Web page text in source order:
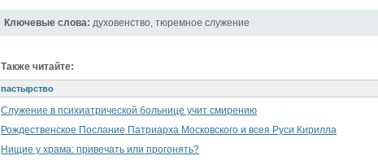
Ключевые слова: духовенство, тюремное служение
Также читайте:
пастырство
Служение в психиатрической больнице учит смирению
Рождественское Послание Патриарха Московского и всея Руси Кирилла
Нищие у храма: привечать или прогонять?